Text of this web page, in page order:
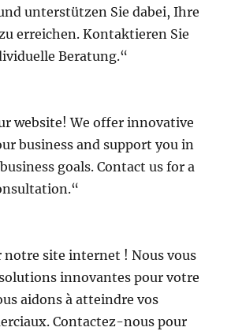
unterstützen Sie dabei, Ihre
erreichen. Kontaktieren Sie
Beratung.“
website! We offer innovative
business and support you in
goals. Contact us for a
notre site internet ! Nous vous
innovantes pour votre
aidons à atteindre vos
Contactez-nous pour